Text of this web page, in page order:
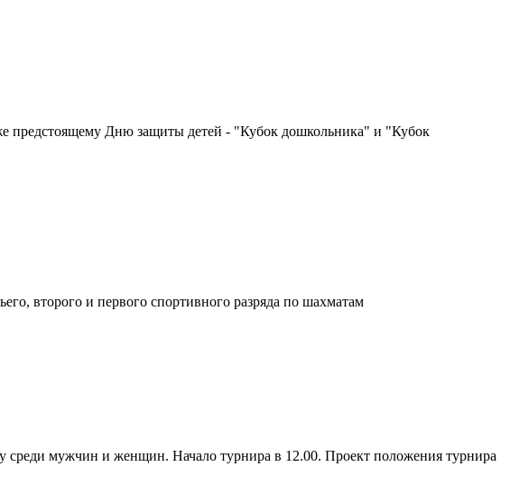
предстоящему Дню защиты детей - "Кубок дошкольника" и "Кубок
второго и первого спортивного разряда по шахматам
среди мужчин и женщин. Начало турнира в 12.00. Проект положения турнира